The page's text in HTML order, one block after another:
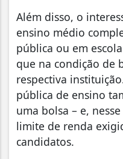
Além disso, o
ensino médio
pública ou em
que na condição de
respectiva
pública de ensino
uma bolsa – e,
limite de renda
candidatos.